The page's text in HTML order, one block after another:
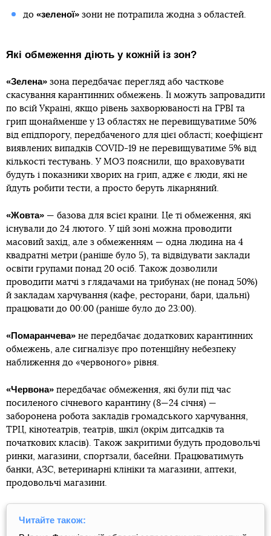
до «зеленої» зони не потрапила жодна з областей.
Які обмеження діють у кожній із зон?
«Зелена» зона передбачає перегляд або часткове
скасування карантинних обмежень. Її можуть запровадити
по всій Україні, якщо рівень захворюваності на ГРВІ та
грип щонайменше у 13 областях не перевищуватиме 50%
від епідпорогу, передбаченого для цієї області; коефіцієнт
виявлених випадків COVID-19 не перевищуватиме 5% від
кількості тестувань. У МОЗ пояснили, що враховувати
будуть і показники хворих на грип, адже є люди, які не
йдуть робити тести, а просто беруть лікарняний.
«Жовта» — базова для всієї країни. Це ті обмеження, які
існували до 24 лютого. У цій зоні можна проводити
масовий захід, але з обмеженням — одна людина на 4
квадратні метри (раніше було 5), та відвідувати заклади
освіти групами понад 20 осіб. Також дозволили
проводити матчі з глядачами на трибунах (не понад 50%)
й закладам харчування (кафе, ресторани, бари, їдальні)
працювати до 00:00 (раніше було до 23:00).
«Помаранчева» не передбачає додаткових карантинних
обмежень, але сигналізує про потенційну небезпеку
наближення до «червоного» рівня.
«Червона» передбачає обмеження, які були під час
посиленого січневого карантину (8—24 січня) —
заборонена робота закладів громадського харчування,
ТРЦ, кінотеатрів, театрів, шкіл (окрім дитсадків та
початкових класів). Також закритими будуть продовольчі
ринки, магазини, спортзали, басейни. Працюватимуть
банки, АЗС, ветеринарні клініки та магазини, аптеки,
продовольчі магазини.
Читайте також: